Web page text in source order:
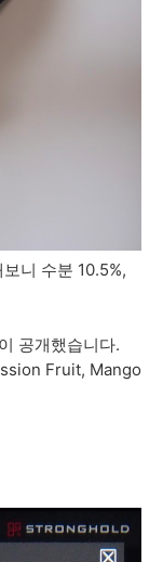
니 수분 10.5%,
공개했습니다.
Fruit, Mango